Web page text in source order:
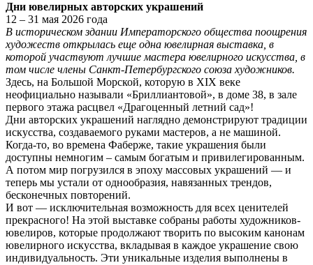
Дни ювелирных авторских украшений
12 – 31 мая 2026 года
В историческом здании Императорского общества поощрения
художеств открылась еще одна ювелирная выставка, в
которой участвуют лучшие мастера ювелирного искусства, в
том числе члены Санкт-Петербургского союза художников.
Здесь, на Большой Морской, которую в XIX веке
неофициально называли «Бриллиантовой», в доме 38, в зале
первого этажа расцвел «Драгоценный летний сад»!
Дни авторских украшений наглядно демонстрируют традиции
искусства, создаваемого руками мастеров, а не машиной.
Когда-то, во времена Фаберже, такие украшения были
доступны немногим – самым богатым и привилегированным.
А потом мир погрузился в эпоху массовых украшений — и
теперь мы устали от однообразия, навязанных трендов,
бесконечных повторений.
И вот — исключительная возможность для всех ценителей
прекрасного! На этой выставке собраны работы художников-
ювелиров, которые продолжают творить по высоким канонам
ювелирного искусства, вкладывая в каждое украшение свою
индивидуальность. Эти уникальные изделия выполнены в